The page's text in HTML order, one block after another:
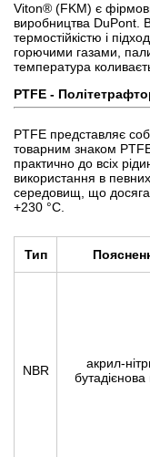
Viton® (FKM) є
виробництва DuPont.
термостійкістю і
горючими газами,
температура
PTFE -
PTFE представляє
товарним знаком
практично до всіх
використання в
середовищ, що
+230 °C.
Тип
NBR
акрил-
бутадієнова